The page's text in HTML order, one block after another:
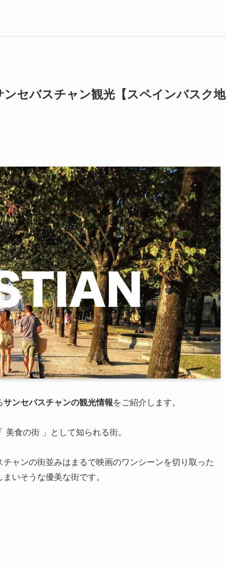
セバスチャン観光【スペインバスク地
サンセバスチャンの観光情報をご紹介します。
食の街 」として知られる街。
ャンの街並みはまるで映画のワンシーンを切り取った
いそうな優美な街です。